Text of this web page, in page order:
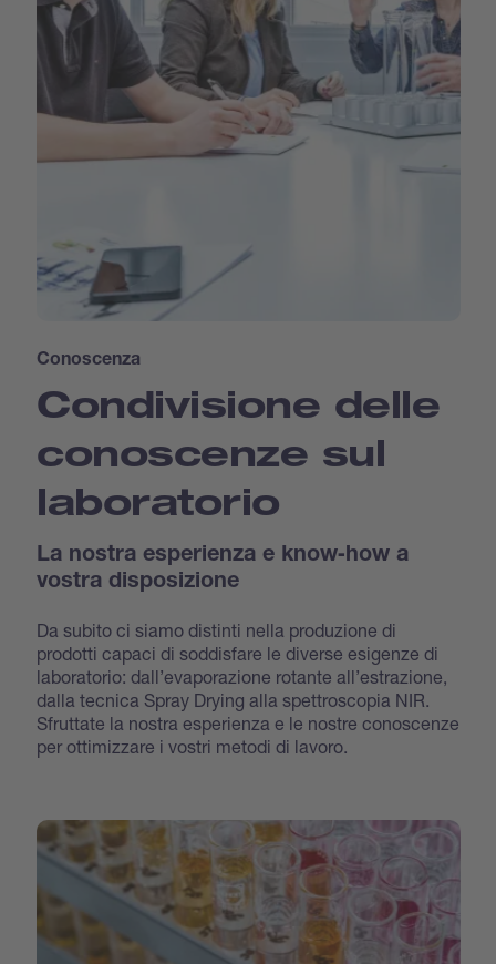
Conoscenza
Condivisione delle
conoscenze sul
laboratorio
La nostra esperienza e know‐how a
vostra disposizione
Da subito ci siamo distinti nella produzione di
prodotti capaci di soddisfare le diverse esigenze di
laboratorio: dall’evaporazione rotante all’estrazione,
dalla tecnica Spray Drying alla spettroscopia NIR.
Sfruttate la nostra esperienza e le nostre conoscenze
per ottimizzare i vostri metodi di lavoro.